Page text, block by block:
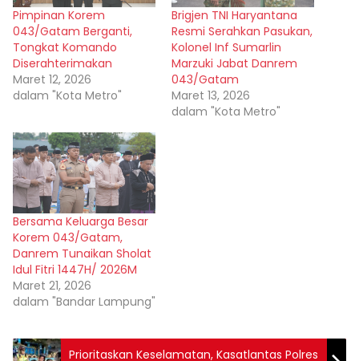
Pimpinan Korem
043/Gatam Berganti,
Tongkat Komando
Diserahterimakan
Maret 12, 2026
dalam "Kota Metro"
Brigjen TNI Haryantana
Resmi Serahkan Pasukan,
Kolonel Inf Sumarlin
Marzuki Jabat Danrem
043/Gatam
Maret 13, 2026
dalam "Kota Metro"
Bersama Keluarga Besar
Korem 043/Gatam,
Danrem Tunaikan Sholat
Idul Fitri 1447H/ 2026M
Maret 21, 2026
dalam "Bandar Lampung"
Prioritaskan Keselamatan, Kasatlantas Polres